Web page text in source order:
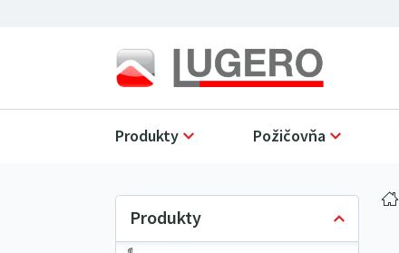
Produkty Požičovňa